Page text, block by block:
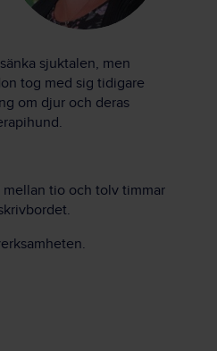
sjuktalen, men
tog med sig tidigare
om djur och deras
tio och tolv timmar